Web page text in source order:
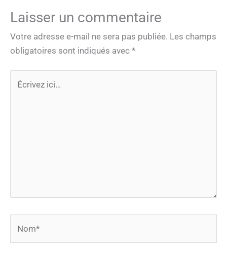
Laisser un commentaire
Votre adresse e-mail ne sera pas publiée. Les champs
obligatoires sont indiqués avec *